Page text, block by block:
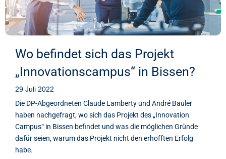
Wo befindet sich das Projekt
„Innovationscampus“ in Bissen?
29 Juli 2022
Die DP-Abgeordneten Claude Lamberty und André Bauler
haben nachgefragt, wo sich das Projekt des „Innovation
Campus“ in Bissen befindet und was die möglichen Gründe
dafür seien, warum das Projekt nicht den erhofften Erfolg
habe.